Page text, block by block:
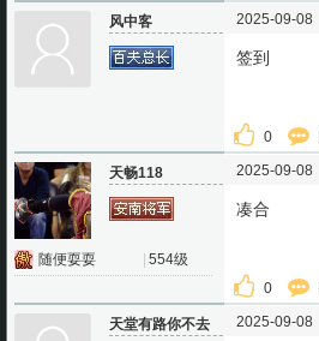
风中客 2025-09-08
签到
0
天畅118
随便耍耍 554级
2025-09-08
凑合
0
天堂有路你不去 2025-09-08